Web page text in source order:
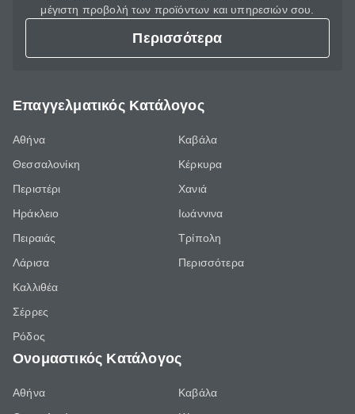
μέγιστη προβολή των προϊόντων και υπηρεσιών σου.
Περισσότερα
Επαγγελματικός Κατάλογος
Αθήνα
Θεσσαλονίκη
Περιστέρι
Ηράκλειο
Πειραιάς
Λάρισα
Καλλιθέα
Σέρρες
Ρόδος
Καβάλα
Κέρκυρα
Χανιά
Ιωάννινα
Τρίπολη
Περισσότερα
Ονομαστικός Κατάλογος
Αθήνα
Καβάλα